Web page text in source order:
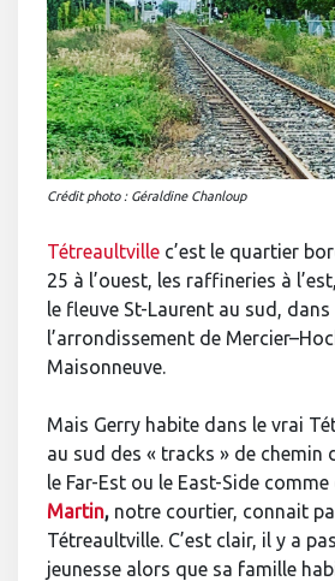
Crédit photo : Géraldine Chanloup
Tétreaultville c’est le quartier
25 à l’ouest, les raffineries à
le fleuve St-Laurent au sud, dans
l’arrondissement de
Maisonneuve.
Mais Gerry habite dans le vrai
au sud des « tracks » de chemin
le Far-Est ou le East-Side
Martin, notre courtier, connait
Tétreaultville. C’est clair, il y a
jeunesse alors que sa famille